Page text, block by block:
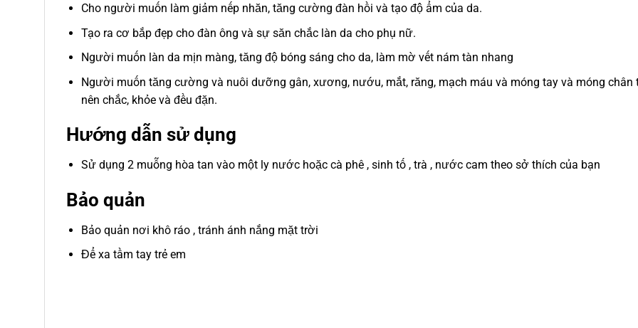
Cho người muốn làm giảm nếp nhăn, tăng cường đàn hồi và tạo độ ẩm của da.
Tạo ra cơ bắp đẹp cho đàn ông và sự săn chắc làn da cho phụ nữ.
Người muốn làn da mịn màng, tăng độ bóng sáng cho da, làm mờ vết nám tàn nhang
Người muốn tăng cường và nuôi dưỡng gân, xương, nướu, mắt, răng, mạch máu và móng tay và móng chân
nên chắc, khỏe và đều đặn.
Hướng dẫn sử dụng
Sử dụng 2 muỗng hòa tan vào một ly nước hoặc cà phê , sinh tố , trà , nước cam theo sở thích của bạn
Bảo quản
Bảo quản nơi khô ráo , tránh ánh nắng mặt trời
Để xa tầm tay trẻ em